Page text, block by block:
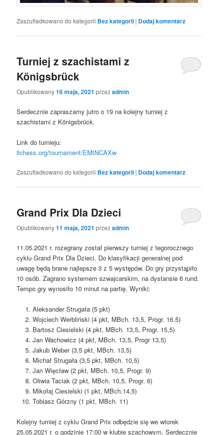
Zaszufladkowano do kategorii Bez kategorii | Dodaj komentarz
Turniej z szachistami z
Königsbrück
Opublikowany16 maja, 2021 przezadmin
Serdecznie zapraszamy jutro o 19 na kolejny turniej z
szachistami z Königsbrück.
Link do turnieju:
lichess.org/tournament/EMtNCAXw
Zaszufladkowano do kategorii Bez kategorii | Dodaj komentarz
Grand Prix Dla Dzieci
Opublikowany11 maja, 2021 przezadmin
11.05.2021 r. rozegrany został pierwszy turniej z tegorocznego
cyklu Grand Prix Dla Dzieci. Do klasyfikacji generalnej pod
uwagę będą brane najlepsze 3 z 5 występów. Do gry przystąpiło
10 osób. Zagrano systemem szwajcarskim, na dystansie 6 rund.
Tempo gry wynosiło 10 minut na partię. Wyniki:
Aleksander Strugała (5 pkt)
Wojciech Werbliński (4 pkt, MBch. 13,5, Progr. 16,5)
Bartosz Ciesielski (4 pkt, MBch. 13,5, Progr. 15,5)
Jan Wachowicz (4 pkt, MBch. 13,5, Progr 13,5)
Jakub Weber (3,5 pkt, MBch. 13,5)
Michał Strugała (3,5 pkt, MBch. 10,5)
Jan Więcław (2 pkt, MBch. 10,5, Progr. 9)
Oliwia Taciak (2 pkt, MBch. 10,5, Progr. 6)
Mikołaj Ciesielski (1 pkt, MBch.14,5)
Tobiasz Górzny (1 pkt, MBch. 11)
Kolejny turniej z cyklu Grand Prix odbędzie się we wtorek
25.05.2021 r. o godzinie 17:00 w klubie szachowym. Serdecznie